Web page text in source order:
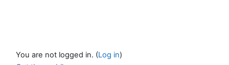
You are not logged in. (Log in)